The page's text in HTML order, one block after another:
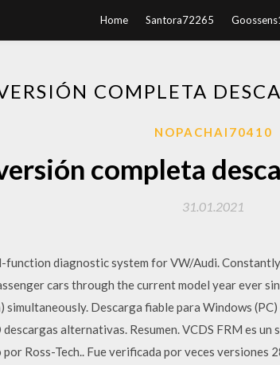
Home Santora72265
COMPLETA
NOPACHAI70410
completa
31.01.2021
function diagnostic system for VW/Audi.
cars through the current model year ever
Descarga fiable para Windows
descargas alternativas. Resumen. VCDS FRM es
Ross-Tech.. Fue verificada por veces versiones